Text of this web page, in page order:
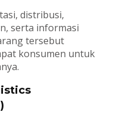
distribusi,
serta informasi
tersebut
konsumen untuk